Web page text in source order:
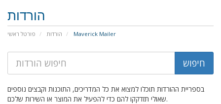
הורדות
פורטל ראשי הורדות Maverick Mailer
בספריית ההורדות תוכלו למצוא את כל המדריכים, התוכנות וקבצים נוספים
שאולי תזדקקו להם כדי להפעיל את המוצר או השירות שלכם.